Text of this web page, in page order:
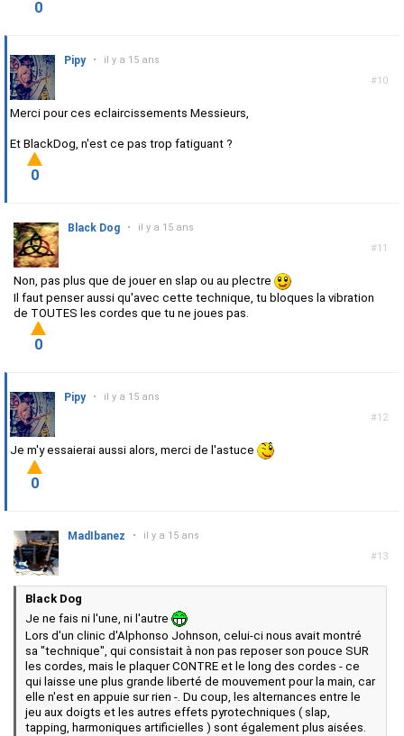
0
#10
Pipy • il y a 15 ans
Merci pour ces eclaircissements Messieurs,
Et BlackDog, n'est ce pas trop fatiguant ?
0
#11
Black Dog • il y a 15 ans
Non, pas plus que de jouer en slap ou au plectre
Il faut penser aussi qu'avec cette technique, tu bloques la vibration
de TOUTES les cordes que tu ne joues pas.
0
#12
Pipy • il y a 15 ans
Je m'y essaierai aussi alors, merci de l'astuce
0
#13
MadIbanez • il y a 15 ans
Black Dog
Je ne fais ni l'une, ni l'autre
Lors d'un clinic d'Alphonso Johnson, celui-ci nous avait montré
sa "technique", qui consistait à non pas reposer son pouce SUR
les cordes, mais le plaquer CONTRE et le long des cordes - ce
qui laisse une plus grande liberté de mouvement pour la main, car
elle n'est en appuie sur rien -. Du coup, les alternances entre le
jeu aux doigts et les autres effets pyrotechniques ( slap,
tapping, harmoniques artificielles ) sont également plus aisées.